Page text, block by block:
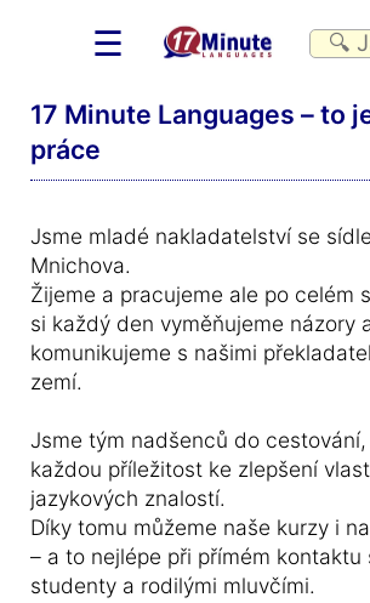
☰
17 Minute Languages – to
práce
Jsme mladé nakladatelství se
Mnichova.
Žijeme a pracujeme ale po celém
si každý den vyměňujeme názory
komunikujeme s našimi
zemí.
Jsme tým nadšenců do
každou příležitost ke zlepšení
jazykových znalostí.
Díky tomu můžeme naše kurzy i
– a to nejlépe při přímém kontaktu
studenty a rodilými mluvčími.